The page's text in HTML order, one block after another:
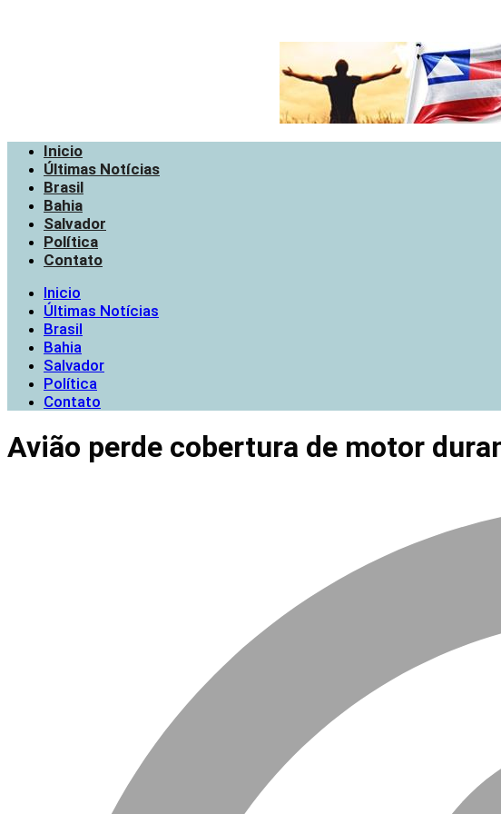
Inicio
Últimas Notícias
Brasil
Bahia
Salvador
Política
Contato
Inicio
Últimas Notícias
Brasil
Bahia
Salvador
Política
Contato
Avião perde cobertura de motor